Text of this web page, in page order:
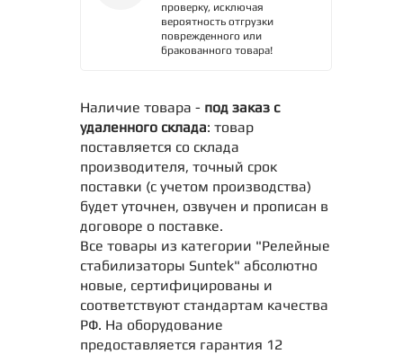
проверку, исключая
вероятность отгрузки
поврежденного или
бракованного товара!
Наличие товара - под заказ с
удаленного склада: товар
поставляется со склада
производителя, точный срок
поставки (с учетом производства)
будет уточнен, озвучен и прописан в
договоре о поставке.
Все товары из категории "Релейные
стабилизаторы Suntek" абсолютно
новые, сертифицированы и
соответствуют стандартам качества
РФ. На оборудование
предоставляется гарантия 12